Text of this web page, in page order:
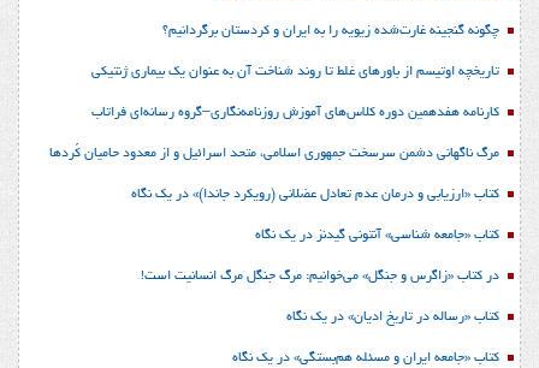
چگونه گنجینه غارت‌شده زیویه را به ایران و کردستان برگردانیم؟
تاریخچه اوتیسم از باورهای غلط تا روند شناخت آن به عنوان یک بیماری ژنتیکی
کارنامه هفدهمین دوره کلاس‌های آموزش روزنامه‌نگاری–گروه رسانه‌ای فراتاب
مرگ ناگهانی دشمن سرسخت جمهوری اسلامی، متحد اسرائیل و از معدود حامیان کُردها
کتاب «ارزیابی و درمان عدم تعادل عضلانی (رویکرد جاندا)» در یک نگاه
کتاب «جامعه شناسی» آنتونی گیدنز در یک نگاه
در کتاب «زاگرس و جنگل» می‌خوانیم: مرگ جنگل مرگ انسانیت است!
کتاب «رساله در تاریخ ادیان» در یک نگاه
کتاب «جامعه ایران و مسئله هم‌بستگی» در یک نگاه